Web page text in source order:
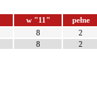
w "11"
pełne
8
2
8 2